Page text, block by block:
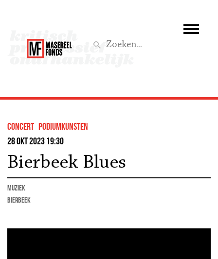
Wat we doen
Aktief
concert podiumkunsten
28 okt 2023 19:30
Bierbeek Blues
muziek
Bierbeek